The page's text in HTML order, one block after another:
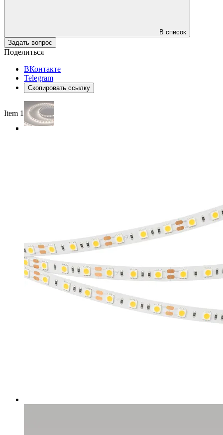
В список
Задать вопрос
Поделиться
ВКонтакте
Telegram
Скопировать ссылку
Item 1 of 5